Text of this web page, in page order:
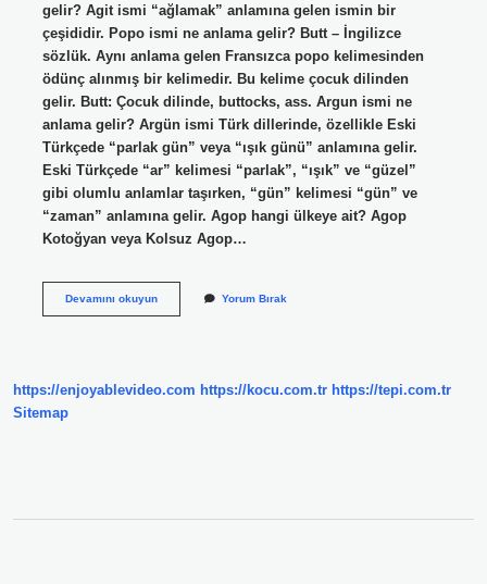
gelir? Agit ismi “ağlamak” anlamına gelen ismin bir
çeşididir. Popo ismi ne anlama gelir? Butt – İngilizce
sözlük. Aynı anlama gelen Fransızca popo kelimesinden
ödünç alınmış bir kelimedir. Bu kelime çocuk dilinden
gelir. Butt: Çocuk dilinde, buttocks, ass. Argun ismi ne
anlama gelir? Argün ismi Türk dillerinde, özellikle Eski
Türkçede “parlak gün” veya “ışık günü” anlamına gelir.
Eski Türkçede “ar” kelimesi “parlak”, “ışık” ve “güzel”
gibi olumlu anlamlar taşırken, “gün” kelimesi “gün” ve
“zaman” anlamına gelir. Agop hangi ülkeye ait? Agop
Kotoğyan veya Kolsuz Agop…
Devamını okuyunAgop
Yorum Bırak
https://enjoyablevideo.com https://kocu.com.tr https://tepi.com.tr
Sitemap